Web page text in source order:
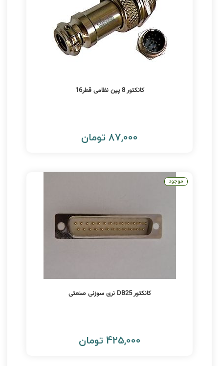
کانکتور 8 پین نظامی قطر16
87,000 تومان
کانکتور DB25 نری سوزنی صنعتی
425,000 تومان
موجود